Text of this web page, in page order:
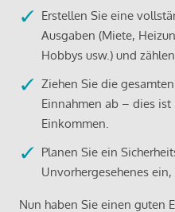
Erstellen Sie eine
Ausgaben (Miete,
Hobbys usw.) und
Ziehen Sie die
Einnahmen ab – dies
Einkommen.
Planen Sie ein
Unvorhergesehenes
Nun haben Sie einen guten